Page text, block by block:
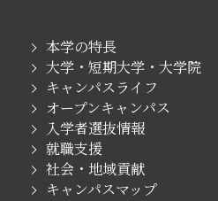
本学の特長
大学・短期大学・大学院
キャンパスライフ
オープンキャンパス
入学者選抜情報
就職支援
社会・地域貢献
キャンパスマップ